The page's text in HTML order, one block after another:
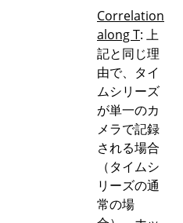
Correlation
along T: 上
記と同じ理
由で、タイ
ムシリーズ
が単一のカ
メラで記録
される場合
（タイムシ
リーズの通
常の場